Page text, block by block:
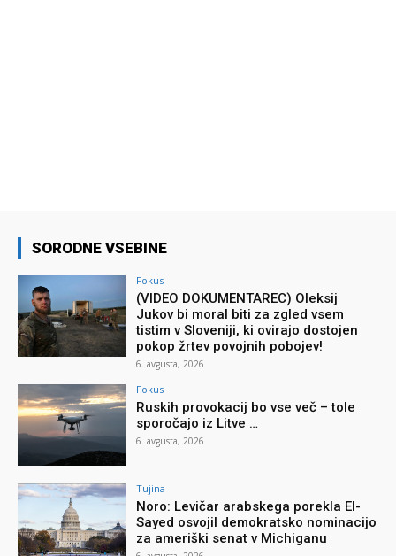
SORODNE VSEBINE
Fokus
(VIDEO DOKUMENTAREC) Oleksij
Jukov bi moral biti za zgled vsem
tistim v Sloveniji, ki ovirajo dostojen
pokop žrtev povojnih pobojev!
6. avgusta, 2026
Fokus
Ruskih provokacij bo vse več – tole
sporočajo iz Litve …
6. avgusta, 2026
Tujina
Noro: Levičar arabskega porekla El-
Sayed osvojil demokratsko nominacijo
za ameriški senat v Michiganu